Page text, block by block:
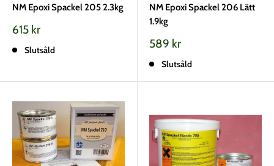
NM Epoxi Spackel 205 2.3kg
Vårt
615 kr
Slutsåld
NM Epoxi Spackel 206 Lätt
1.9kg
Vårt
589 kr
Slutsåld